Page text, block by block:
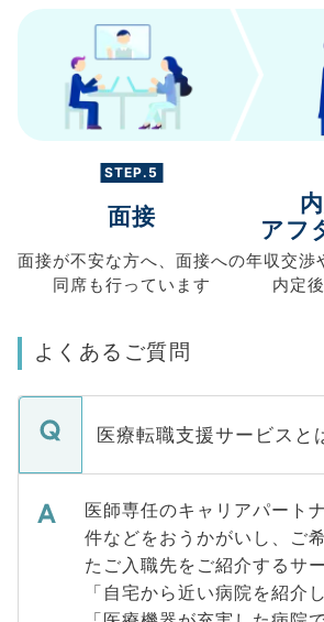
STEP.5
面接
面接が不安な方へ、 面接への
同席も行っています
アフ
年収交渉
内定
よくあるご質問
医療転職支援サービスと
医師専任のキャリアパート
件などをおうかがいし、ご
たご入職先をご紹介するサ
「自宅から近い病院を紹介